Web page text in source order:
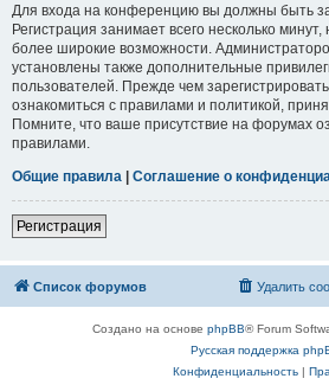
Для входа на конференцию вы должны быть
Регистрация занимает всего несколько
более широкие возможности.
установлены также дополнительные
пользователей. Прежде чем
ознакомиться с правилами и политикой,
Помните, что ваше присутствие на форумах
правилами.
Общие правила | Соглашение о
Регистрация
Список форумов Удалить
Создано на основе phpBB® Forum
Русская поддержка
Конфиденциальность|